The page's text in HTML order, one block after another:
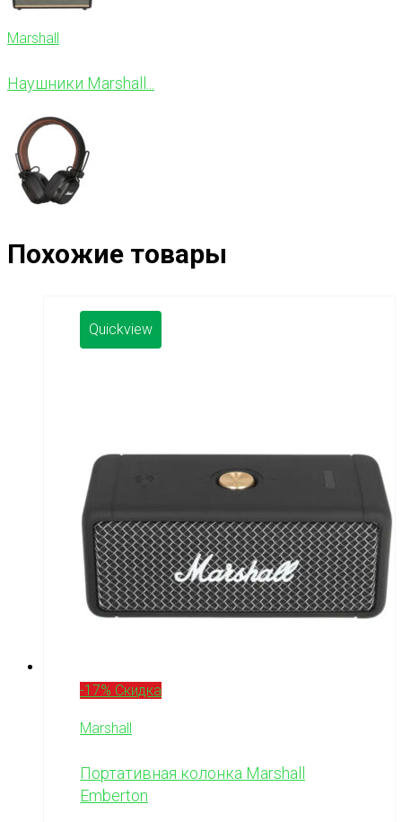
Marshall
Наушники Marshall...
Похожие товары
Quickview
-17% Скидка
Marshall
Портативная колонка Marshall
Emberton